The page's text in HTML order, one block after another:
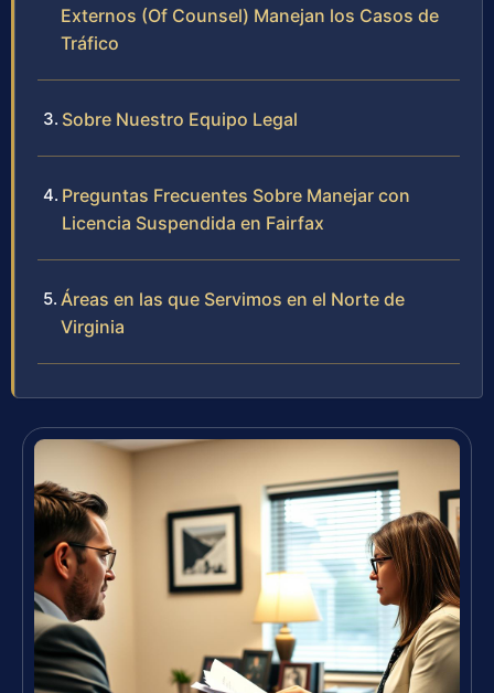
Externos (Of Counsel) Manejan los Casos de
Tráfico
Sobre Nuestro Equipo Legal
Preguntas Frecuentes Sobre Manejar con
Licencia Suspendida en Fairfax
Áreas en las que Servimos en el Norte de
Virginia